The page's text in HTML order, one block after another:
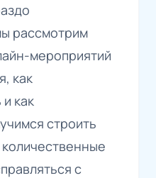
рассмотрим
мероприятий
как
как
строить
с